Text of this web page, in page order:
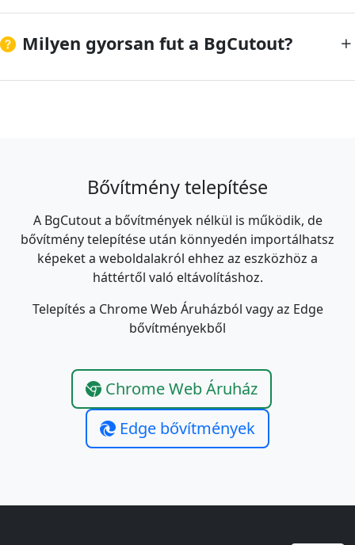
Milyen gyorsan fut a BgCutout?
Bővítmény telepítése
A BgCutout a bővítmények nélkül is működik, de
bővítmény telepítése után könnyedén importálhatsz
képeket a weboldalakról ehhez az eszközhöz a
háttértől való eltávolításhoz.
Telepítés a Chrome Web Áruházból vagy az Edge
bővítményekből
Chrome Web Áruház
Edge bővítmények